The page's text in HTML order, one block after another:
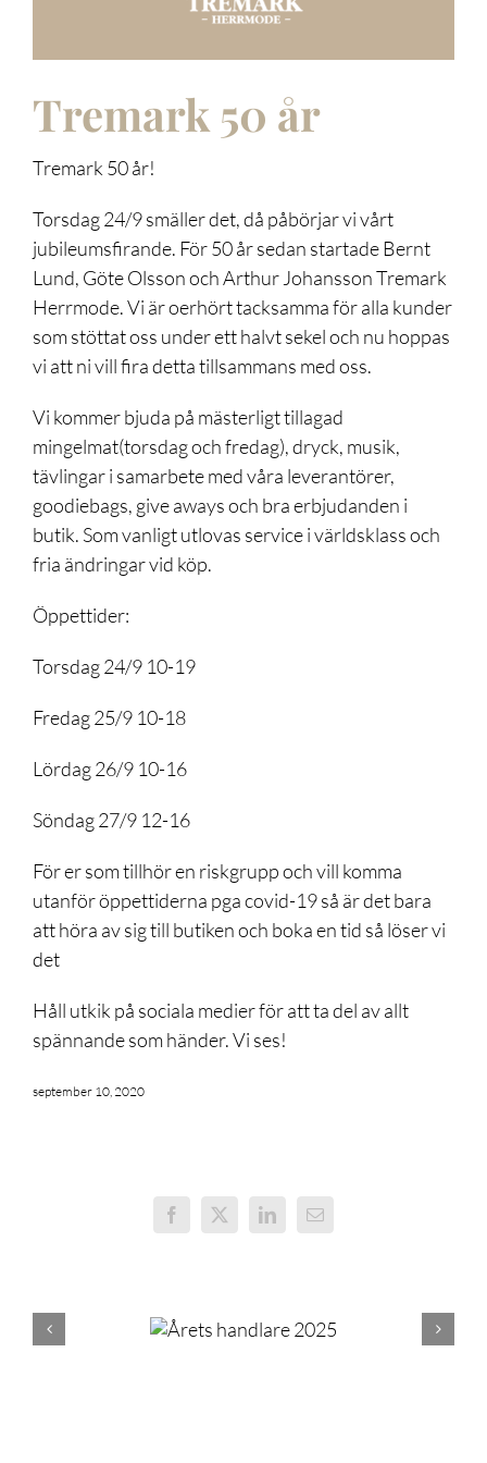
Tremark 50 år
Tremark 50 år!
Torsdag 24/9 smäller det, då påbörjar vi vårt
jubileumsfirande. För 50 år sedan startade Bernt
Lund, Göte Olsson och Arthur Johansson Tremark
Herrmode. Vi är oerhört tacksamma för alla kunder
som stöttat oss under ett halvt sekel och nu hoppas
vi att ni vill fira detta tillsammans med oss.
Vi kommer bjuda på mästerligt tillagad
mingelmat(torsdag och fredag), dryck, musik,
tävlingar i samarbete med våra leverantörer,
goodiebags, give aways och bra erbjudanden i
butik. Som vanligt utlovas service i världsklass och
fria ändringar vid köp.
Öppettider:
Torsdag 24/9 10-19
Fredag 25/9 10-18
Lördag 26/9 10-16
Söndag 27/9 12-16
För er som tillhör en riskgrupp och vill komma
utanför öppettiderna pga covid-19 så är det bara
att höra av sig till butiken och boka en tid så löser vi
det
Håll utkik på sociala medier för att ta del av allt
spännande som händer. Vi ses!
september 10, 2020
Facebook
X LinkedIn
E-